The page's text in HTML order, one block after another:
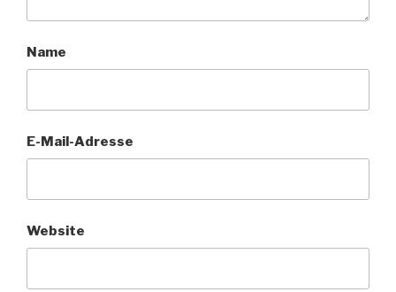
Name
E-Mail-Adresse
Website